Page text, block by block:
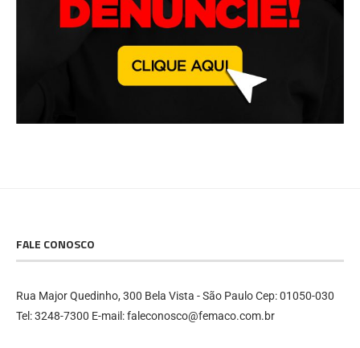
FALE CONOSCO
Rua Major Quedinho, 300 Bela Vista - São Paulo Cep: 01050-030
Tel: 3248-7300 E-mail: faleconosco@femaco.com.br